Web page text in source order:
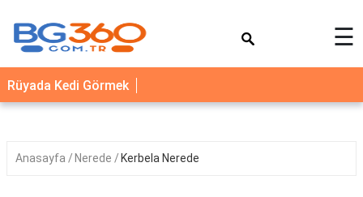
YEMEK
TARİFLERİ
☰
Rüyada Kedi Görmek
Anasayfa Nerede Kerbela Nerede